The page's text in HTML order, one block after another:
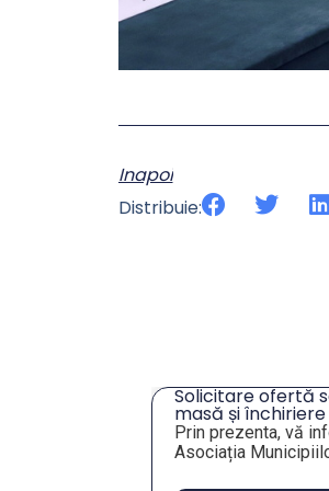
Inapoi
Distribuie: